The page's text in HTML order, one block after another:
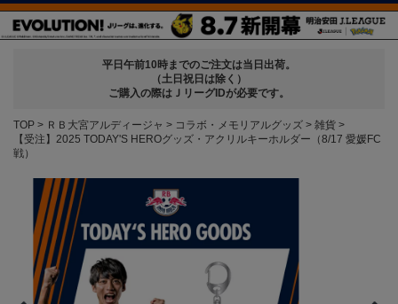
平日午前10時までのご注文は当日出荷。
（土日祝日は除く）
ご購入の際はＪリーグIDが必要です。
TOP ＲＢ大宮アルディージャ コラボ・メモリアルグッズ
雑貨
【受注】2025 TODAY'S HEROグッズ・アクリルキーホルダー（8/17 愛媛FC
戦）